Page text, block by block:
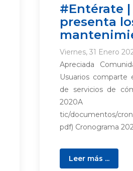
#Entérate
presenta
Viernes, 31 Enero
Apreciada
Usuarios
de servicios de
2020A
tic/documentos/
pdf) Cronograma
Leer más ...